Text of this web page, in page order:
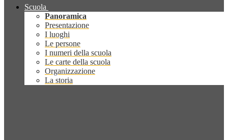
Scuola
Panoramica
Presentazione
I luoghi
Le persone
I numeri della scuola
Le carte della scuola
Organizzazione
La storia